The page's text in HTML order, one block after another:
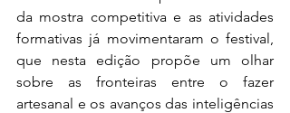
da mostra competitiva e as atividades
formativas já movimentaram o festival,
que nesta edição propõe um olhar
sobre as fronteiras entre o fazer
artesanal e os avanços das inteligências